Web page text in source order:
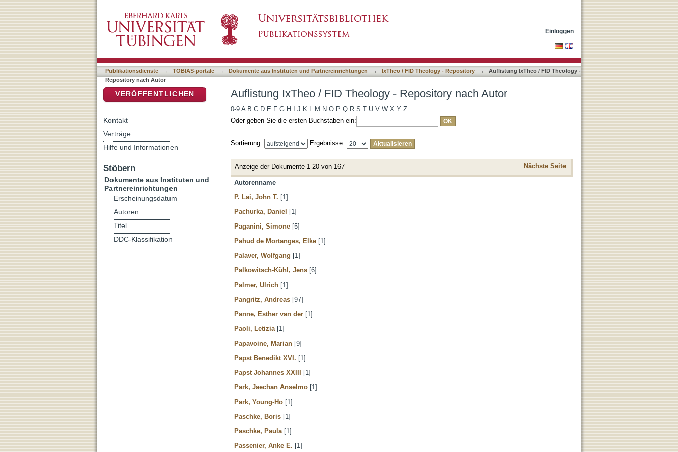
Einloggen
Publikationsdienste → TOBIAS-portale → Dokumente aus Instituten und Partnereinrichtungen → IxTheo / FID Theology - Repository →
Auflistung IxTheo / FID Theology -
Repository nach Autor
Auflistung IxTheo / FID Theology - Repository nach Autor
0-9 A B C D E F G H J K L M N O P Q R S T U V W X Y Z
Oder geben Sie die ersten Buchstaben ein:
Sortierung: Ergebnisse:
Anzeige der Dokumente 1-20 von 167 Nächste Seite
Autorenname
P. Lai, John T. [1]
Pachurka, Daniel [1]
Paganini, Simone [5]
Pahud de Mortanges, Elke [1]
Palaver, Wolfgang [1]
Palkowitsch-Kühl, Jens [6]
Palmer, Ulrich [1]
Pangritz, Andreas [97]
Panne, Esther van der [1]
Paoli, Letizia [1]
Papavoine, Marian [9]
Papst Benedikt XVI. [1]
Papst Johannes XXIII [1]
Park, Jaechan Anselmo [1]
Park, Young-Ho [1]
Paschke, Boris [1]
Paschke, Paula [1]
Passenier, Anke E. [1]
VERÖFFENTLICHEN
Kontakt
Verträge
Hilfe und Informationen
Stöbern
Dokumente aus Instituten und
Partnereinrichtungen
Erscheinungsdatum
Autoren
Titel
DDC-Klassifikation